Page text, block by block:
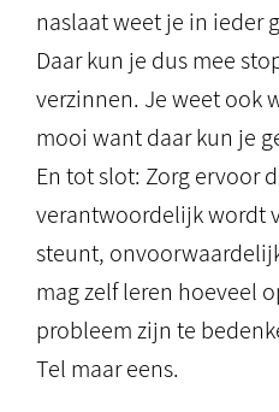
naslaat weet je in ieder
Daar kun je dus mee
verzinnen. Je weet ook
mooi want daar kun je
En tot slot: Zorg ervoor
verantwoordelijk wordt
steunt,
mag zelf leren hoeveel
probleem zijn te
Tel maar eens.